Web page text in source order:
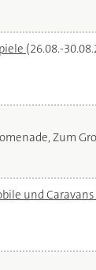
(26.08.-
Zum
und Caravans